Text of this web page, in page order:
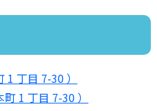
丁目 7-30 ）
1 丁目 7-30 ）